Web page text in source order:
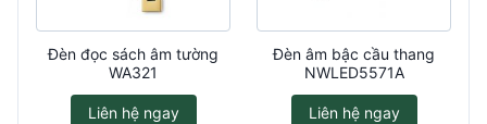
Đèn đọc sách âm tường
WA321
Liên hệ ngay
Đèn âm bậc cầu thang
NWLED5571A
Liên hệ ngay